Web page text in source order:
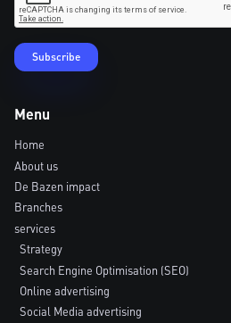
Menu
Home
About us
De Bazen impact
Branches
services
Strategy
Search Engine Optimisation (SEO)
Online advertising
Social Media advertising